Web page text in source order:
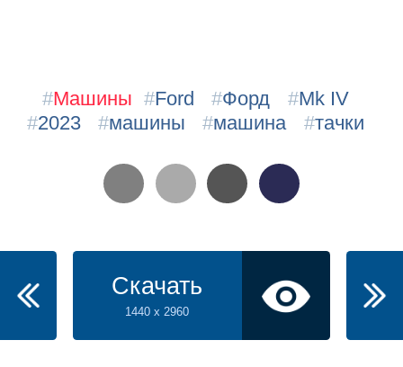
#Машины #Ford #Форд #Mk IV
#2023 #машины #машина #тачки
Скачать
1440 x 2960